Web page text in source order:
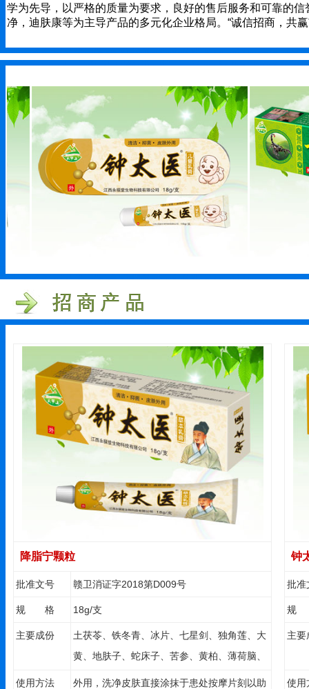
学为先导，以严格的质量为要求，良好的售后服务和可靠的
净，迪肤康等为主导产品的多元化企业格局。“诚信招商，共
降脂宁颗粒
批准文号 赣卫消证字2018第D009号
规 格 18g/支
主要成份
土茯苓、铁冬青、冰片、七星剑、独角莲、大
黄、地肤子、蛇床子、苦参、黄柏、薄荷脑、
醋酸氯己定等。
使用方法
外用，洗净皮肤直接涂抹于患处按摩片刻以助
钟
批准
规
主要
使用